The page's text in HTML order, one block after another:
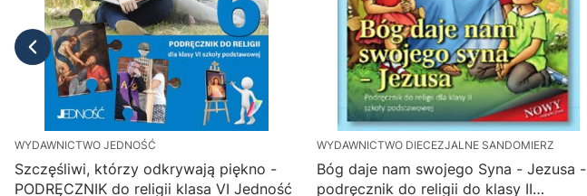
WYDAWNICTWO JEDNOŚĆ
Szczęśliwi, którzy odkrywają piękno -
PODRĘCZNIK do religii klasa VI Jedność
WYDAWNICTWO DIECEZJALNE SANDOMIERZ
Bóg daje nam swojego Syna - Jezusa -
podręcznik do religii do klasy II